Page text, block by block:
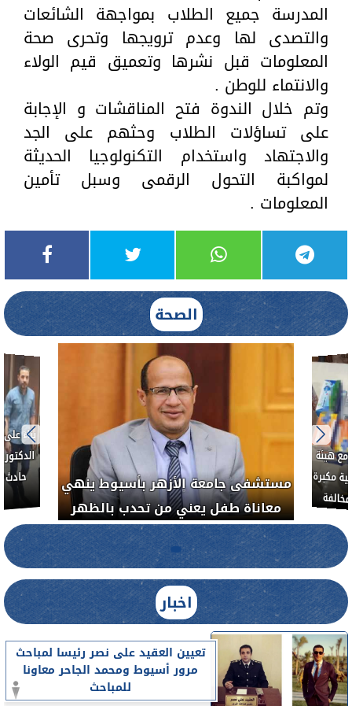
المدرسة جميع الطلاب بمواجهة الشائعات
والتصدى لها وعدم ترويجها وتحرى صحة
المعلومات قبل نشرها وتعميق قيم الولاء
والانتماء للوطن .
وتم خلال الندوة فتح المناقشات و الإجابة
على تساؤلات الطلاب وحثهم على الجد
والاجتهاد واستخدام التكنولوجيا الحديثة
لمواكبة التحول الرقمى وسبل تأمين
المعلومات .
الصحة
بناءً
حادث
مستشفى جامعة الأزهر بأسيوط ينهي
معاناة طفل يعني من تحدب بالظهر
هيئة
مكبرة
اخبار
تعيين العقيد على نصر رئيسا لمباحث
مرور أسيوط ومحمد الجاحر معاونا
للمباحث